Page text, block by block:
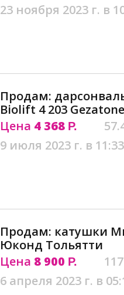
23 ноября 2023 г. в
Продам:
Biolift 4 203
Цена 4 368 Р.
9 июля 2023 г. в 11:33
Продам: катушки
Юконд Тольятти
Цена 8 900 Р.
6 апреля 2023 г. в